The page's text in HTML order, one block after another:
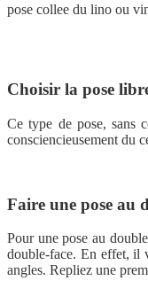
pose collee du lino ou
Choisir la pose
Ce type de pose, sans
consciencieusement du
Faire une pose au
Pour une pose au
double-face. En effet, il
angles. Repliez une